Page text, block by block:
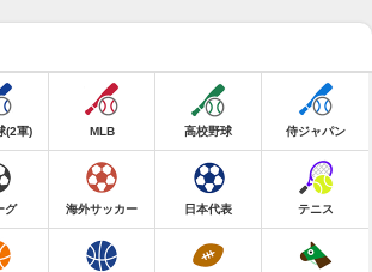
(2軍) MLB 高校野球 侍ジャパン
グ 海外サッカー 日本代表 テニス